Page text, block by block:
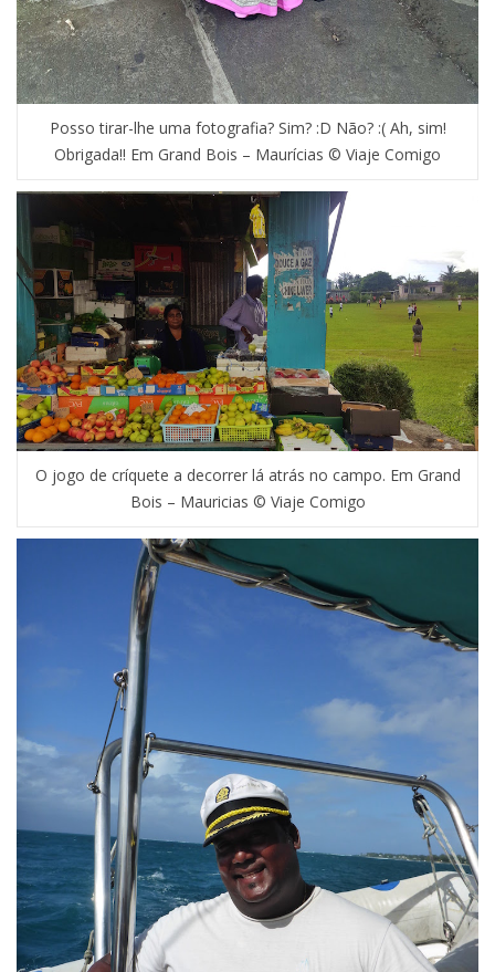
Posso tirar-lhe uma fotografia? Sim? :D Não? :( Ah, sim!
Obrigada!! Em Grand Bois – Maurícias © Viaje Comigo
O jogo de críquete a decorrer lá atrás no campo. Em Grand
Bois – Mauricias © Viaje Comigo